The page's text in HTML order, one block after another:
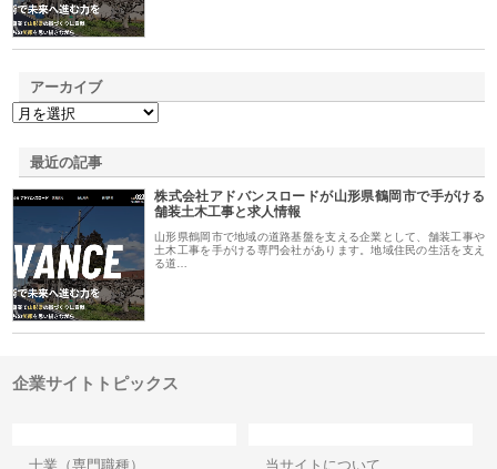
アーカイブ
最近の記事
株式会社アドバンスロードが山形県鶴岡市で手がける
舗装土木工事と求人情報
山形県鶴岡市で地域の道路基盤を支える企業として、舗装工事や
土木工事を手がける専門会社があります。地域住民の生活を支え
る道…
企業サイトトピックス
士業（専門職種）
当サイトについて